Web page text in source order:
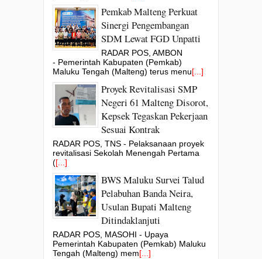
Pemkab Malteng Perkuat
Sinergi Pengembangan
SDM Lewat FGD Unpatti
RADAR POS, AMBON
- Pemerintah Kabupaten (Pemkab)
Maluku Tengah (Malteng) terus menu[...]
Proyek Revitalisasi SMP
Negeri 61 Malteng Disorot,
Kepsek Tegaskan Pekerjaan
Sesuai Kontrak
RADAR POS, TNS - Pelaksanaan proyek
revitalisasi Sekolah Menengah Pertama
([...]
BWS Maluku Survei Talud
Pelabuhan Banda Neira,
Usulan Bupati Malteng
Ditindaklanjuti
RADAR POS, MASOHI - Upaya
Pemerintah Kabupaten (Pemkab) Maluku
Tengah (Malteng) mem[...]